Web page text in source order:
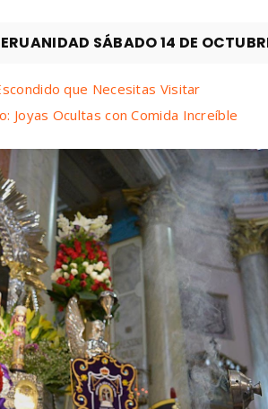
SÁBADO 14 DE
que Necesitas Visitar
Joyas Ocultas con Comida Increíble